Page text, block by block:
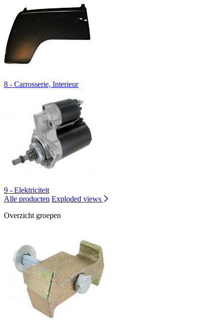
8 - Carrosserie, Interieur
9 - Elektriciteit
Alle producten Exploded views
Overzicht groepen